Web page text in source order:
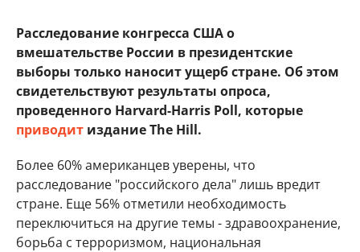
Расследование конгресса США о
вмешательстве России в президентские
выборы только наносит ущерб стране. Об этом
свидетельствуют результаты опроса,
проведенного Harvard-Harris Poll, которые
приводит издание The Hill.
Более 60% американцев уверены, что
расследование "российского дела" лишь вредит
стране. Еще 56% отметили необходимость
переключиться на другие темы - здравоохранение,
борьба с терроризмом, национальная